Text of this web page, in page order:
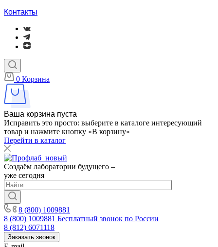
Контакты
0 Корзина
Ваша корзина пуста
Исправить это просто: выберите в каталоге интересующий
товар и нажмите кнопку «В корзину»
Перейти в каталог
Создаём лаборатории будущего –
уже сегодня
8 (800) 1009881
8 (800) 1009881 Бесплатный звонок по России
8 (812) 6071118
Заказать звонок